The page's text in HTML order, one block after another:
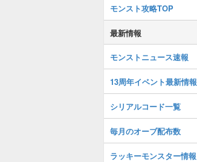
モンスト攻略TOP
最新情報
モンストニュース速報
13周年イベント最新情報
シリアルコード一覧
毎月のオーブ配布数
ラッキーモンスター情報